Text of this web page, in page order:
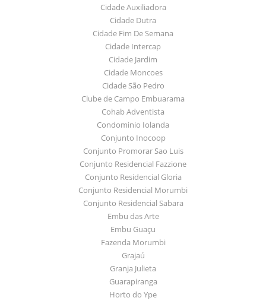
Cidade Auxiliadora
Cidade Dutra
Cidade Fim De Semana
Cidade Intercap
Cidade Jardim
Cidade Moncoes
Cidade São Pedro
Clube de Campo Embuarama
Cohab Adventista
Condominio Iolanda
Conjunto Inocoop
Conjunto Promorar Sao Luis
Conjunto Residencial Fazzione
Conjunto Residencial Gloria
Conjunto Residencial Morumbi
Conjunto Residencial Sabara
Embu das Arte
Embu Guaçu
Fazenda Morumbi
Grajaú
Granja Julieta
Guarapiranga
Horto do Ype